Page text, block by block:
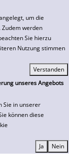
um die
Zudem werden
Sie hierzu
Nutzung stimmen
unseres Angebots
Sie in unserer
können diese